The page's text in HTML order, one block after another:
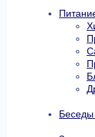
Беседы